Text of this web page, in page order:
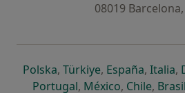
08019
Polskaabre num novo
, Türkiyeabre num novo
, Españaabre
, Italia,
Portugalabre num novo
, Méxicoabre num
, Chileabre
, Brasil